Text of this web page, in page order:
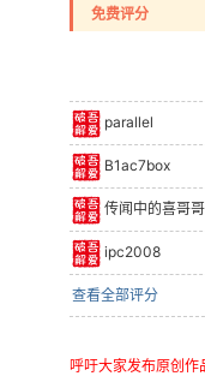
免费评分
parallel
B1ac7box
传闻中的喜哥哥
ipc2008
查看全部评分
呼吁大家发布原创作